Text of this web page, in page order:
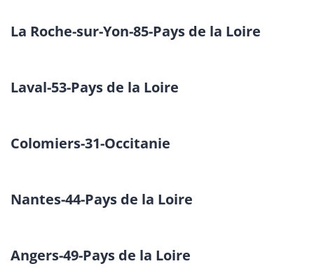
La Roche-sur-Yon-85-Pays de la Loire
Laval-53-Pays de la Loire
Colomiers-31-Occitanie
Nantes-44-Pays de la Loire
Angers-49-Pays de la Loire